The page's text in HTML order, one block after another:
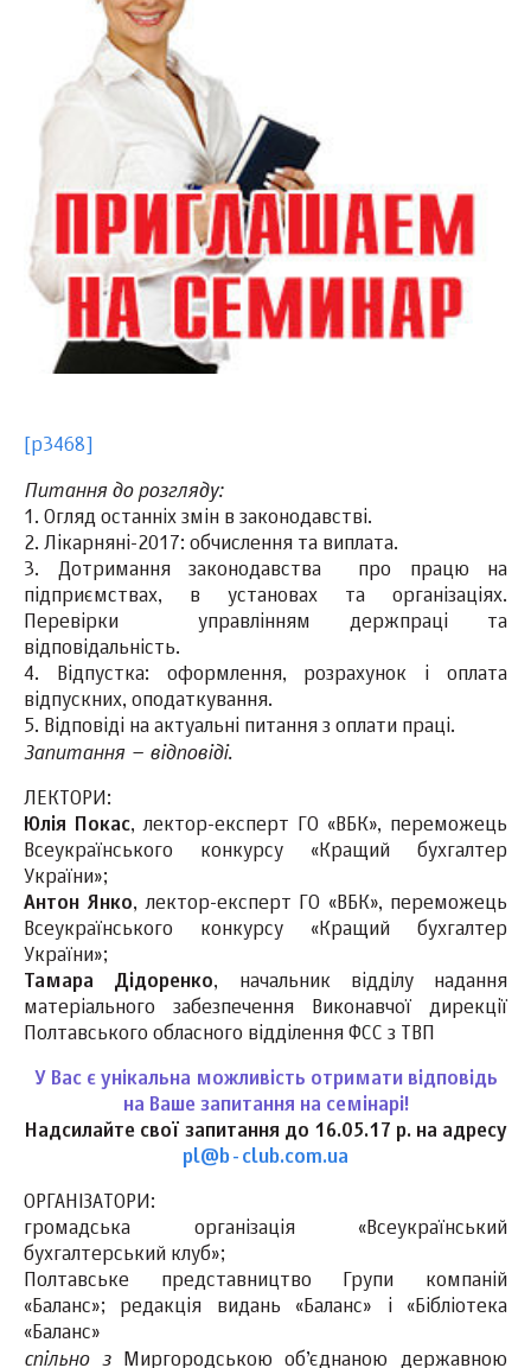
[p3468]
Питання до розгляду:
1. Огляд останніх змін в законодавстві.
2. Лікарняні-2017: обчислення та виплата.
3. Дотримання законодавства про працю на
підприємствах, в установах та організаціях.
Перевірки управлінням держпраці та
відповідальність.
4. Відпустка: оформлення, розрахунок і оплата
відпускних, оподаткування.
5. Відповіді на актуальні питання з оплати праці.
Запитання – відповіді.
ЛЕКТОРИ:
Юлія Покас, лектор-експерт ГО «ВБК», переможець
Всеукраїнського конкурсу «Кращий бухгалтер
України»;
Антон Янко, лектор-експерт ГО «ВБК», переможець
Всеукраїнського конкурсу «Кращий бухгалтер
України»;
Тамара Дідоренко, начальник відділу надання
матеріального забезпечення Виконавчої дирекції
Полтавського обласного відділення ФСС з ТВП
У Вас є унікальна можливість отримати відповідь
на Ваше запитання на семінарі!
Надсилайте свої запитання до 16.05.17 р. на адресу
pl@b-club.com.ua
ОРГАНІЗАТОРИ:
громадська організація «Всеукраїнський
бухгалтерський клуб»;
Полтавське представництво Групи компаній
«Баланс»; редакція видань «Баланс» і «Бібліотека
«Баланс»
спільно зМиргородською об’єднаною державною